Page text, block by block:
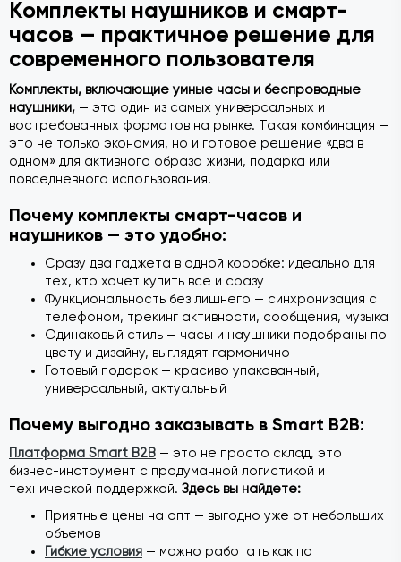
Комплекты наушников и смарт-
часов — практичное решение для
современного пользователя
Комплекты, включающие умные часы и беспроводные
наушники, — это один из самых универсальных и
востребованных форматов на рынке. Такая комбинация —
это не только экономия, но и готовое решение «два в
одном» для активного образа жизни, подарка или
повседневного использования.
Почему комплекты смарт-часов и
наушников — это удобно:
Сразу два гаджета в одной коробке: идеально для
тех, кто хочет купить все и сразу
Функциональность без лишнего — синхронизация с
телефоном, трекинг активности, сообщения, музыка
Одинаковый стиль — часы и наушники подобраны по
цвету и дизайну, выглядят гармонично
Готовый подарок — красиво упакованный,
универсальный, актуальный
Почему выгодно заказывать в Smart B2B:
Платформа Smart B2B — это не просто склад, это
бизнес-инструмент с продуманной логистикой и
технической поддержкой. Здесь вы найдете:
Приятные цены на опт — выгодно уже от небольших
объемов
Гибкие условия — можно работать как по